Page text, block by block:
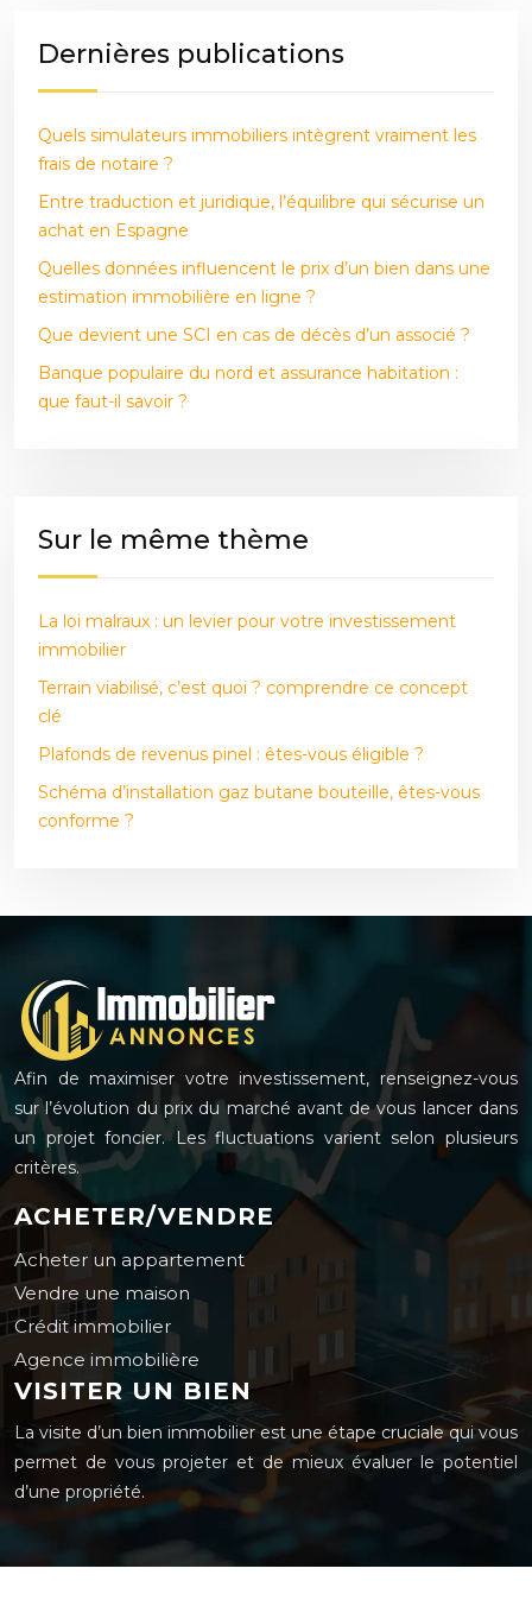
Dernières publications
Quels simulateurs immobiliers intègrent vraiment les
frais de notaire ?
Entre traduction et juridique, l’équilibre qui sécurise un
achat en Espagne
Quelles données influencent le prix d’un bien dans une
estimation immobilière en ligne ?
Que devient une SCI en cas de décès d’un associé ?
Banque populaire du nord et assurance habitation :
que faut-il savoir ?
Sur le même thème
La loi malraux : un levier pour votre investissement
immobilier
Terrain viabilisé, c’est quoi ? comprendre ce concept
clé
Plafonds de revenus pinel : êtes-vous éligible ?
Schéma d’installation gaz butane bouteille, êtes-vous
conforme ?
Afin de maximiser votre investissement, renseignez-vous
sur l’évolution du prix du marché avant de vous lancer dans
un projet foncier. Les fluctuations varient selon plusieurs
critères.
ACHETER/VENDRE
Acheter un appartement
Vendre une maison
Crédit immobilier
Agence immobilière
VISITER UN BIEN
La visite d’un bien immobilier est une étape cruciale qui vous
permet de vous projeter et de mieux évaluer le potentiel
d’une propriété.